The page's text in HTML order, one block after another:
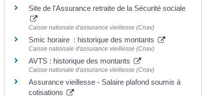
Site de l'Assurance retraite de la Sécurité sociale
Caisse nationale d'assurance vieillesse (Cnav)
Smic horaire : historique des montants
Caisse nationale d'assurance vieillesse (Cnav)
AVTS : historique des montants
Caisse nationale d'assurance vieillesse (Cnav)
Assurance vieillesse - Salaire plafond soumis à
cotisations